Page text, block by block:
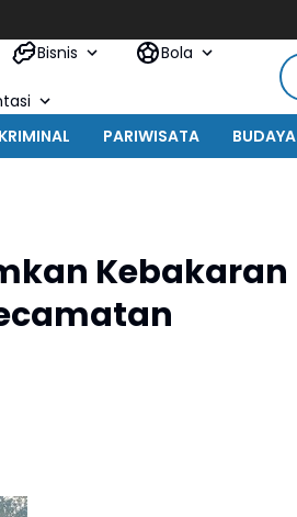
Bisnis Bola
KRIMINAL PARIWISATA BUDAYA
Kebakaran